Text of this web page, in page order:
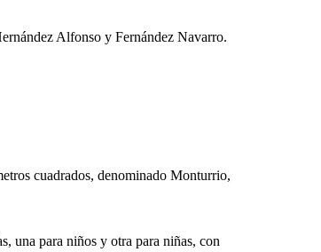
Alfonso y Fernández Navarro.
cuadrados, denominado Monturrio,
para niños y otra para niñas, con